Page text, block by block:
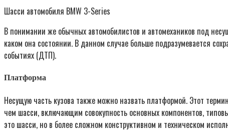
Шасси автомобиля BMW 3-Series
В понимании же обычных автомобилистов и автомехаников под
каком она состоянии. В данном случае больше подразумевается
событиях (ДТП).
Платформа
Несущую часть кузова также можно назвать платформой. Этот
чем шасси, включающим совокупность основных компонентов,
это шасси, но в более сложном конструктивном и техническом